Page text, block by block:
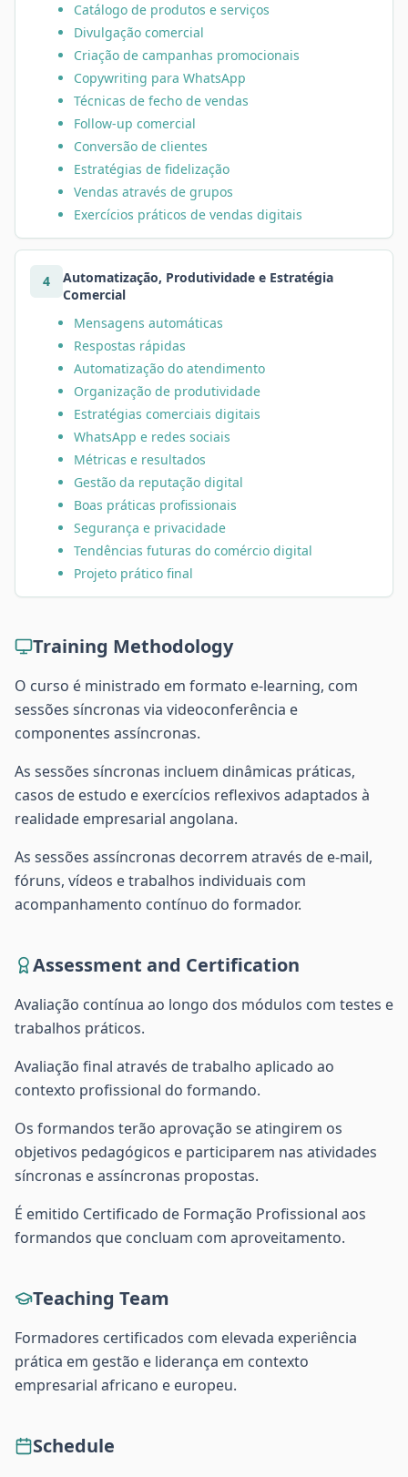
Catálogo de produtos e serviços
Divulgação comercial
Criação de campanhas promocionais
Copywriting para WhatsApp
Técnicas de fecho de vendas
Follow-up comercial
Conversão de clientes
Estratégias de fidelização
Vendas através de grupos
Exercícios práticos de vendas digitais
4
Automatização, Produtividade e Estratégia
Comercial
Mensagens automáticas
Respostas rápidas
Automatização do atendimento
Organização de produtividade
Estratégias comerciais digitais
WhatsApp e redes sociais
Métricas e resultados
Gestão da reputação digital
Boas práticas profissionais
Segurança e privacidade
Tendências futuras do comércio digital
Projeto prático final
Training Methodology
O curso é ministrado em formato e-learning, com
sessões síncronas via videoconferência e
componentes assíncronas.
As sessões síncronas incluem dinâmicas práticas,
casos de estudo e exercícios reflexivos adaptados à
realidade empresarial angolana.
As sessões assíncronas decorrem através de e-mail,
fóruns, vídeos e trabalhos individuais com
acompanhamento contínuo do formador.
Assessment and Certification
Avaliação contínua ao longo dos módulos com testes e
trabalhos práticos.
Avaliação final através de trabalho aplicado ao
contexto profissional do formando.
Os formandos terão aprovação se atingirem os
objetivos pedagógicos e participarem nas atividades
síncronas e assíncronas propostas.
É emitido Certificado de Formação Profissional aos
formandos que concluam com aproveitamento.
Teaching Team
Formadores certificados com elevada experiência
prática em gestão e liderança em contexto
empresarial africano e europeu.
Schedule